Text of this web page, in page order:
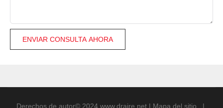
ENVIAR CONSULTA AHORA
Derechos de autor© 2024 www.draire.net | Mapa del sitio |